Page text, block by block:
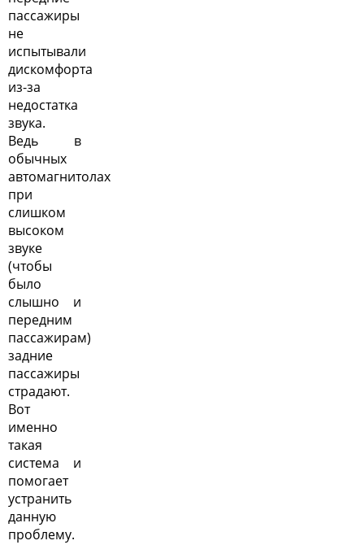
пассажиры
не
испытывали
дискомфорта
из-за
недостатка
звука.
Ведь в
обычных
автомагнитолах
при
слишком
высоком
звуке
(чтобы
было
слышно и
передним
пассажирам)
задние
пассажиры
страдают.
Вот
именно
такая
система и
помогает
устранить
данную
проблему.